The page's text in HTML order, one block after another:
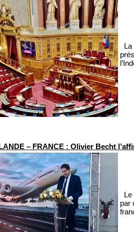
La
– FRANCE : Olivier Becht
Le
par